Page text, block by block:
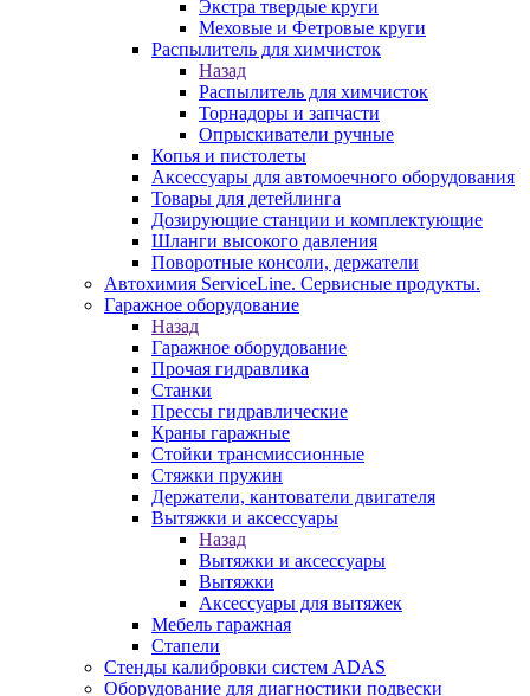
Экстра твердые круги
Меховые и Фетровые круги
Распылитель для химчисток
Назад
Распылитель для химчисток
Торнадоры и запчасти
Опрыскиватели ручные
Копья и пистолеты
Аксессуары для автомоечного оборудования
Товары для детейлинга
Дозирующие станции и комплектующие
Шланги высокого давления
Поворотные консоли, держатели
Автохимия ServiceLine. Сервисные продукты.
Гаражное оборудование
Назад
Гаражное оборудование
Прочая гидравлика
Станки
Прессы гидравлические
Краны гаражные
Стойки трансмиссионные
Стяжки пружин
Держатели, кантователи двигателя
Вытяжки и аксессуары
Назад
Вытяжки и аксессуары
Вытяжки
Аксессуары для вытяжек
Мебель гаражная
Стапели
Стенды калибровки систем ADAS
Оборудование для диагностики подвески